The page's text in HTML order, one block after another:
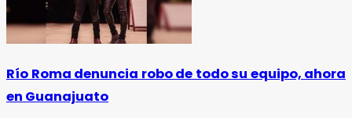
Río Roma denuncia robo de todo su equipo, ahora
en Guanajuato